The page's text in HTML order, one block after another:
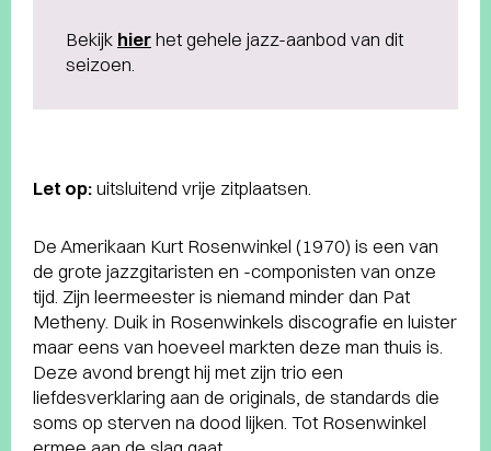
Bekijk hierhet gehele jazz-aanbod van dit
seizoen.
Let op:uitsluitend vrije zitplaatsen.
De Amerikaan Kurt Rosenwinkel (1970) is een van
de grote jazzgitaristen en -componisten van onze
tijd. Zijn leermeester is niemand minder dan Pat
Metheny. Duik in Rosenwinkels discografie en luister
maar eens van hoeveel markten deze man thuis is.
Deze avond brengt hij met zijn trio een
liefdesverklaring aan de originals, de standards die
soms op sterven na dood lijken. Tot Rosenwinkel